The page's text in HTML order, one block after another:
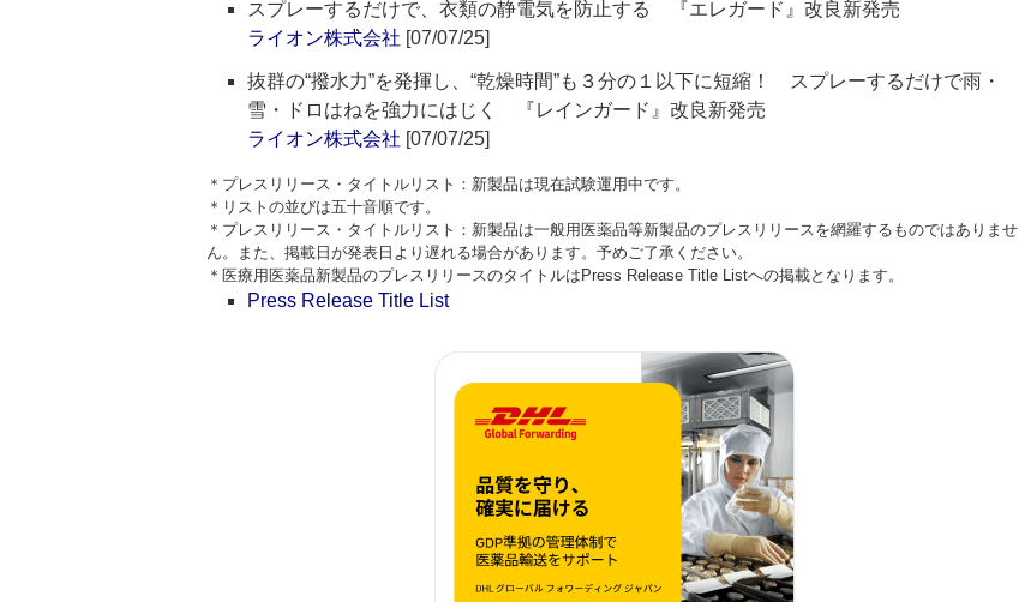
スプレーするだけで、衣類の静電気を防止する 『エレガード』改良新発売
ライオン株式会社 [07/07/25]
抜群の“撥水力”を発揮し、“乾燥時間”も３分の１以下に短縮！ スプレーするだけで雨・
雪・ドロはねを強力にはじく 『レインガード』改良新発売
ライオン株式会社 [07/07/25]
＊プレスリリース・タイトルリスト：新製品は現在試験運用中です。
＊リストの並びは五十音順です。
＊プレスリリース・タイトルリスト：新製品は一般用医薬品等新製品のプレスリリースを網羅するものではありませ
ん。また、掲載日が発表日より遅れる場合があります。予めご了承ください。
＊医療用医薬品新製品のプレスリリースのタイトルはPress Release Title Listへの掲載となります。
Press Release Title List